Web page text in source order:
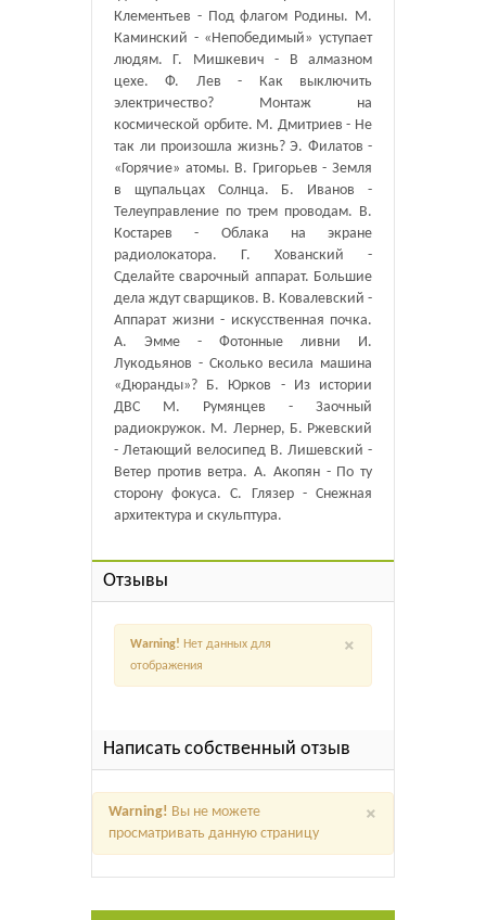
Клементьев - Под флагом Родины. М.
Каминский - «Непобедимый» уступает
людям. Г. Мишкевич - В алмазном
цехе. Ф. Лев - Как выключить
электричество? Монтаж на
космической орбите. М. Дмитриев - Не
так ли произошла жизнь? Э. Филатов -
«Горячие» атомы. В. Григорьев - Земля
в щупальцах Солнца. Б. Иванов -
Телеуправление по трем проводам. В.
Костарев - Облака на экране
радиолокатора. Г. Хованский -
Сделайте сварочный аппарат. Большие
дела ждут сварщиков. В. Ковалевский -
Аппарат жизни - искусственная почка.
А. Эмме - Фотонные ливни И.
Лукодьянов - Сколько весила машина
«Дюранды»? Б. Юрков - Из истории
ДВС М. Румянцев - Заочный
радиокружок. М. Лернер, Б. Ржевский
- Летающий велосипед В. Лишевский -
Ветер против ветра. А. Акопян - По ту
сторону фокуса. С. Глязер - Снежная
архитектура и скульптура.
Отзывы
×
Warning! Нет данных для
отображения
Написать собственный отзыв
×
Warning! Вы не можете
просматривать данную страницу